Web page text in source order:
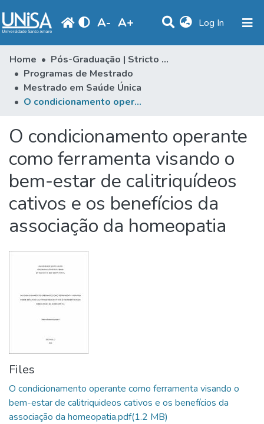
A- A+ Log In (current)
Statistics
Communities & Collections
Browse
Produção Docente
Periodicals
Home
Pós-Graduação | Stricto Sensu
Programas de Mestrado
Mestrado em Saúde Única
O condicionamento operante como ferramenta visando o bem-estar de calitriquídeos cativos e os benefícios da associação da homeopatia
O condicionamento operante
como ferramenta visando o
bem-estar de calitriquídeos
cativos e os benefícios da
associação da homeopatia
Files
O condicionamento operante como ferramenta visando o
bem-estar de calitriquideos cativos e os benefícios da
associação da homeopatia.pdf(1.2 MB)